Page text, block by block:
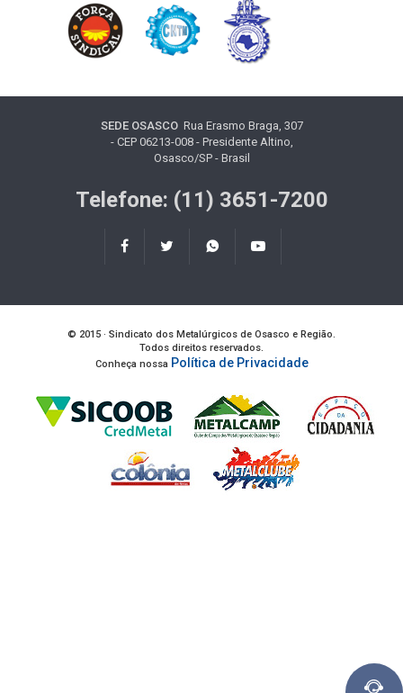
SEDE OSASCORua Erasmo Braga, 307
- CEP 06213-008 - Presidente Altino,
Osasco/SP - Brasil
Telefone: (11) 3651-7200
© 2015 · Sindicato dos Metalúrgicos de Osasco e Região.
Todos direitos reservados.
Conheça nossa Política de Privacidade